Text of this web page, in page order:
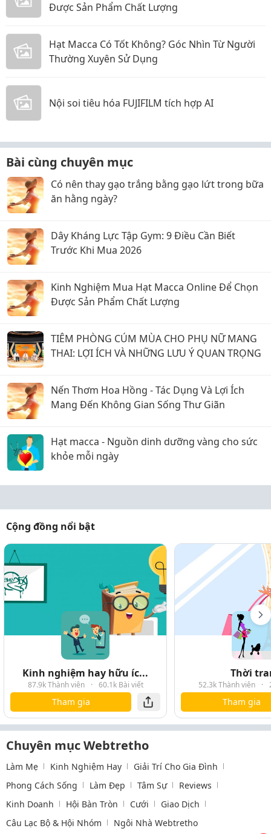
Được Sản Phẩm Chất Lượng
Hạt Macca Có Tốt Không? Góc Nhìn Từ Người
Thường Xuyên Sử Dụng
Nội soi tiêu hóa FUJIFILM tích hợp AI
Bài cùng chuyên mục
Có nên thay gạo trắng bằng gạo lứt trong bữa
ăn hằng ngày?
Dây Kháng Lực Tập Gym: 9 Điều Cần Biết
Trước Khi Mua 2026
Kinh Nghiệm Mua Hạt Macca Online Để Chọn
Được Sản Phẩm Chất Lượng
TIÊM PHÒNG CÚM MÙA CHO PHỤ NỮ MANG
THAI: LỢI ÍCH VÀ NHỮNG LƯU Ý QUAN TRỌNG
Nến Thơm Hoa Hồng - Tác Dụng Và Lợi Ích
Mang Đến Không Gian Sống Thư Giãn
Hạt macca - Nguồn dinh dưỡng vàng cho sức
khỏe mỗi ngày
Cộng đồng nổi bật
Kinh nghiệm hay hữu íc...
87.9k Thành viên · 60.1k Bài viết
Tham gia
Thời
52.3k Thành viên ·
Tham gia
Chuyên mục Webtretho
Làm Mẹ Kinh Nghiệm Hay
Giải Trí Cho Gia Đình
Phong Cách Sống
Làm Đẹp Tâm Sự
Reviews
Kinh Doanh
Hội Bàn Tròn Cưới
Giao Dịch
Câu Lạc Bộ & Hội Nhóm
Ngôi Nhà Webtretho